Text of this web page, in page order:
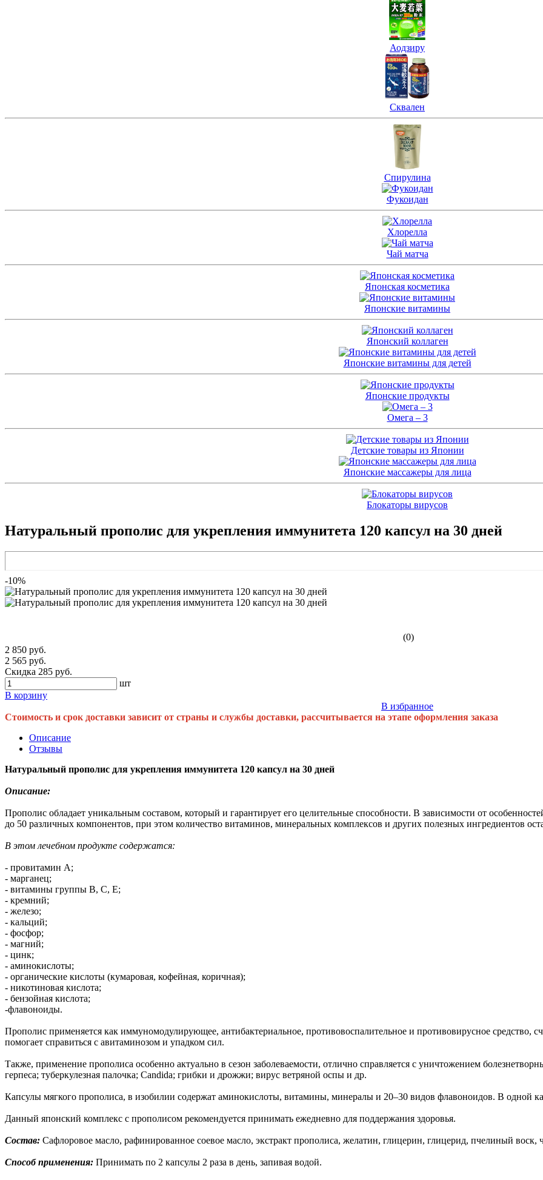
Аодзиру
Сквален
Спирулина
Фукоидан
Хлорелла
Чай матча
Японская косметика
Японские витамины
Японский коллаген
Японские витамины для детей
Японские продукты
Омега – 3
Детские товары из Японии
Японские массажеры для лица
Блокаторы вирусов
Натуральный прополис для укрепления иммунитета 120 капсул на 30 дней
-10%
(0)
2 850 руб.
2 565 руб.
Скидка 285 руб.
шт
В корзину
В избранное
Стоимость и срок доставки зависит от страны и службы доставки, рассчитывается на этапе оформления заказа
Описание
Отзывы
Натуральный прополис для укрепления иммунитета 120 капсул на 30 дней
Описание:
Прополис обладает уникальным составом, который и гарантирует его целительные способности. В зависимости от
до 50 различных компонентов, при этом количество витаминов, минеральных комплексов и других полезных ингредиентов
В этом лечебном продукте содержатся:
- провитамин А;
- марганец;
- витамины группы В, С, Е;
- кремний;
- железо;
- кальций;
- фосфор;
- магний;
- цинк;
- аминокислоты;
- органические кислоты (кумаровая, кофейная, коричная);
- никотиновая кислота;
- бензойная кислота;
-флавоноиды.
Прополис применяется как иммуномодулирующее, антибактериальное, противовоспалительное и противовирусное средство,
помогает справиться с авитаминозом и упадком сил.
Также, применение прополиса особенно актуально в сезон заболеваемости, отлично справляется с уничтожением
герпеса; туберкулезная палочка; Candida; грибки и дрожжи; вирус ветряной оспы и др.
Капсулы мягкого прополиса, в изобилии содержат аминокислоты, витамины, минералы и 20–30 видов флавоноидов. В одной
Данный японский комплекс с прополисом рекомендуется принимать ежедневно для поддержания здоровья.
Состав: Сафлоровое масло, рафинированное соевое масло, экстракт прополиса, желатин, глицерин, глицерид, пчелиный воск,
Способ применения: Принимать по 2 капсулы 2 раза в день, запивая водой.